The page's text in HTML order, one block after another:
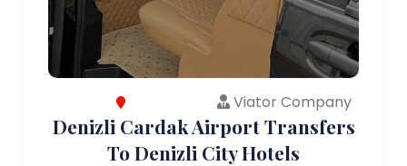
Viator Company
Denizli Cardak Airport Transfers
To Denizli City Hotels